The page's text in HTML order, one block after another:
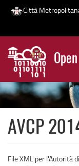
Salta
contenuto
principale
Città
News
AVCP
File XML per l'Autorità